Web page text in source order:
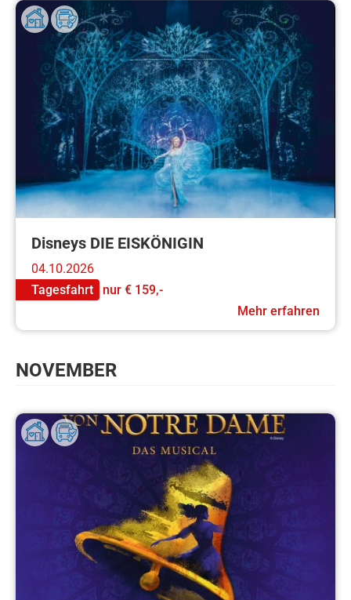
Disneys DIE EISKÖNIGIN
04.10.2026
Tagesfahrt
nur € 159,-
Mehr erfahren
NOVEMBER